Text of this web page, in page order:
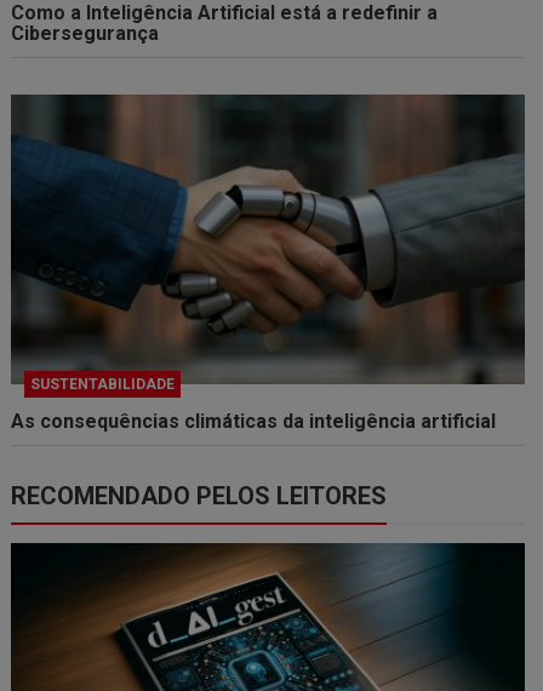
Como a Inteligência Artificial está a redefinir a
Cibersegurança
SUSTENTABILIDADE
As consequências climáticas da inteligência artificial
RECOMENDADO PELOS LEITORES